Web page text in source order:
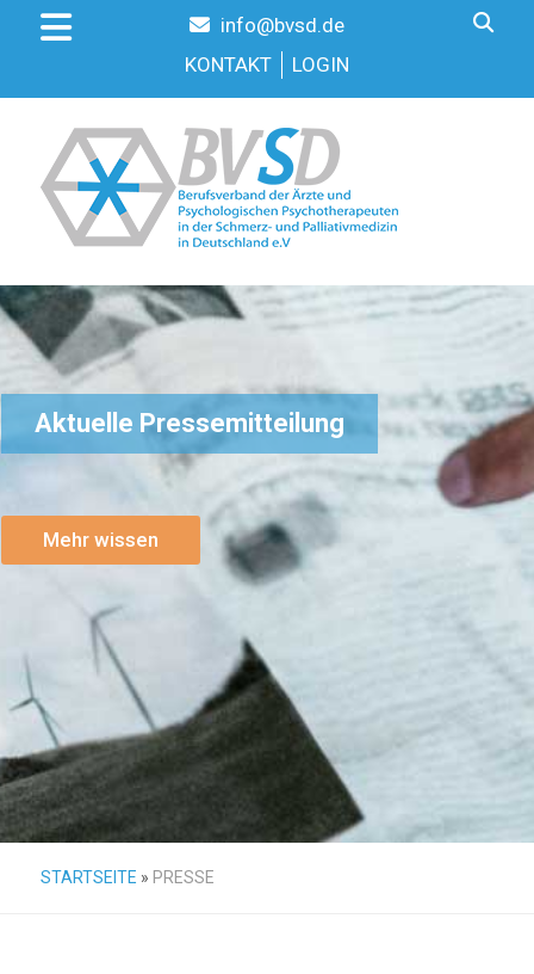
info@bvsd.de
KONTAKT
LOGIN
Mehr wissen
Aktuelle Pressemitteilung
STARTSEITE » PRESSE